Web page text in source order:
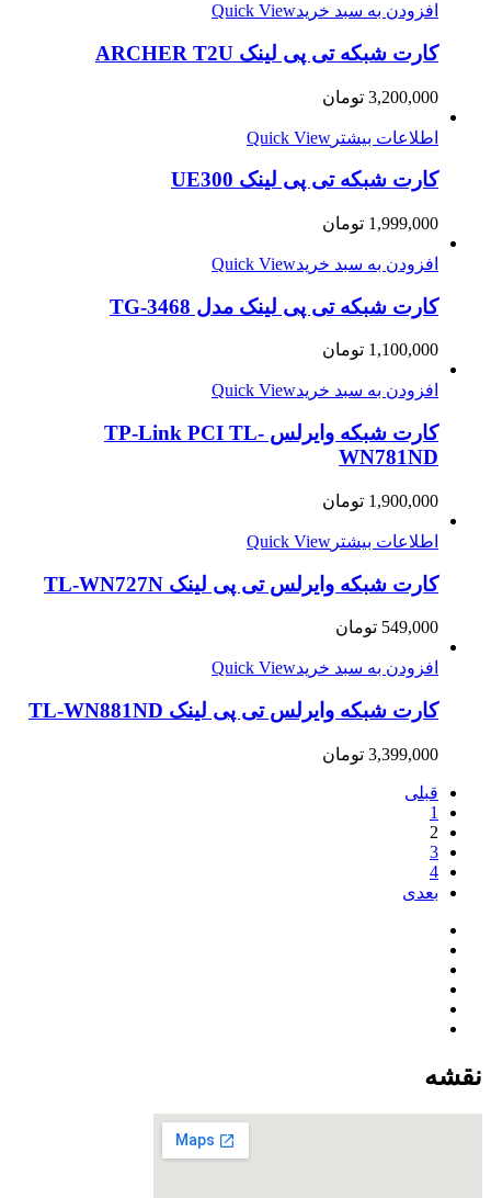
افزودن به سبد خریدQuick View
کارت شبکه تی پی لینک ARCHER T2U
3,200,000 تومان
اطلاعات بیشتر Quick View
کارت شبکه تی پی لینک UE300
1,999,000 تومان
افزودن به سبد خریدQuick View
کارت شبکه تی پی لینک مدل TG-3468
1,100,000 تومان
افزودن به سبد خریدQuick View
کارت شبکه وایرلس TP-Link PCI TL-
WN781ND
1,900,000 تومان
اطلاعات بیشتر Quick View
کارت شبکه وایرلس تی پی لینک TL-WN727N
549,000 تومان
افزودن به سبد خریدQuick View
کارت شبکه وایرلس تی پی لینک TL-WN881ND
3,399,000 تومان
قبلی
1
2
3
4
بعدی
نقشه